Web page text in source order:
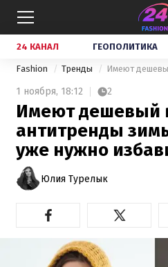
24 КАНАЛ ГЕОПОЛИТИКА
Fashion Тренды
1 ноября, 18:12 2
Имеют дешевый
антитренды
уже нужно
Юлия Турелык